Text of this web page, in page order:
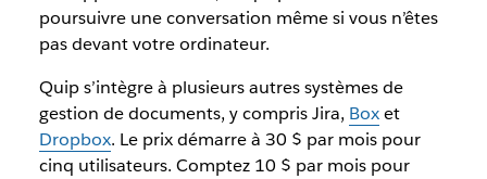
poursuivre une conversation même si vous n’êtes
pas devant votre ordinateur.
Quip s’intègre à plusieurs autres systèmes de
gestion de documents, y compris Jira, Boxet
Dropbox. Le prix démarre à 30 $ par mois pour
cinq utilisateurs. Comptez 10 $ par mois pour